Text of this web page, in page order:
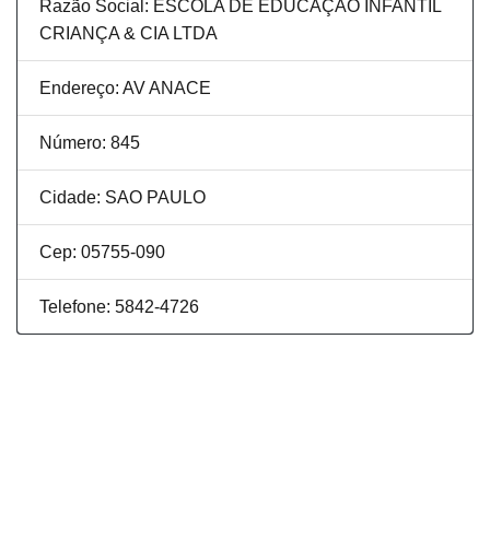
Razão Social: ESCOLA DE EDUCAÇÃO INFANTIL
CRIANÇA & CIA LTDA
Endereço: AV ANACE
Número: 845
Cidade: SAO PAULO
Cep: 05755-090
Telefone: 5842-4726